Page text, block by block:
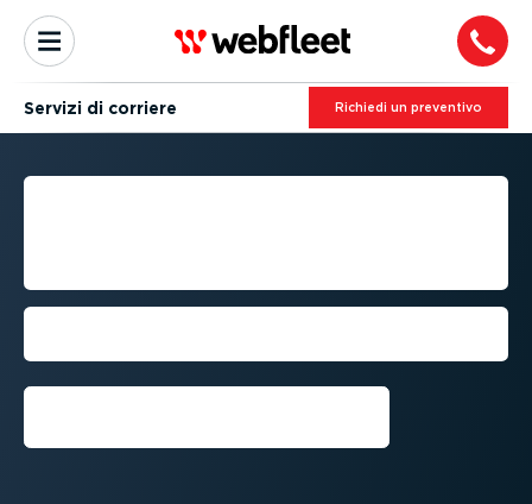
Servizi di corriere Richiedi un preventivo
GESTIONE DEL PARCO
Consegna in orario utilizzando il GPS